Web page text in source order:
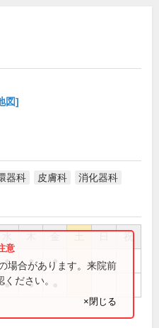
図]
器科 皮膚科 消化器科
祝
● ● ●
● ●
場合があります。来院前
ださい。
×閉じる